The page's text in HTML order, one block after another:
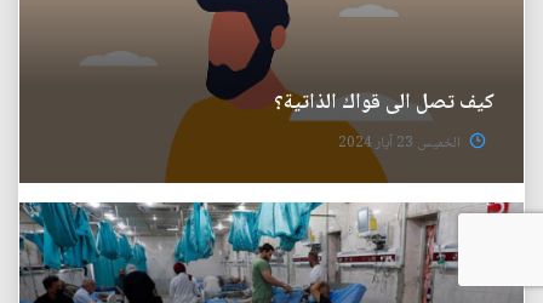
كيف تصل الى قواك الذاتية؟
الخميس 23 آيار 2024